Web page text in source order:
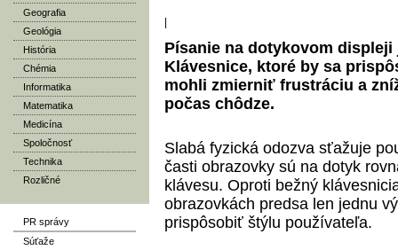
Geografia
Geológia
História
Chémia
Informatika
Matematika
Medicína
Spoločnosť
Technika
Rozličné
PR správy
Súťaže
Písanie na dotykovom
Klávesnice, ktoré by sa
mohli zmierniť frustráciu a
počas chôdze.
Slabá fyzická odozva sťažuje
časti obrazovky sú na dotyk
klávesu. Oproti bežný
obrazovkách predsa len jednu
prispôsobiť štýlu používateľa.